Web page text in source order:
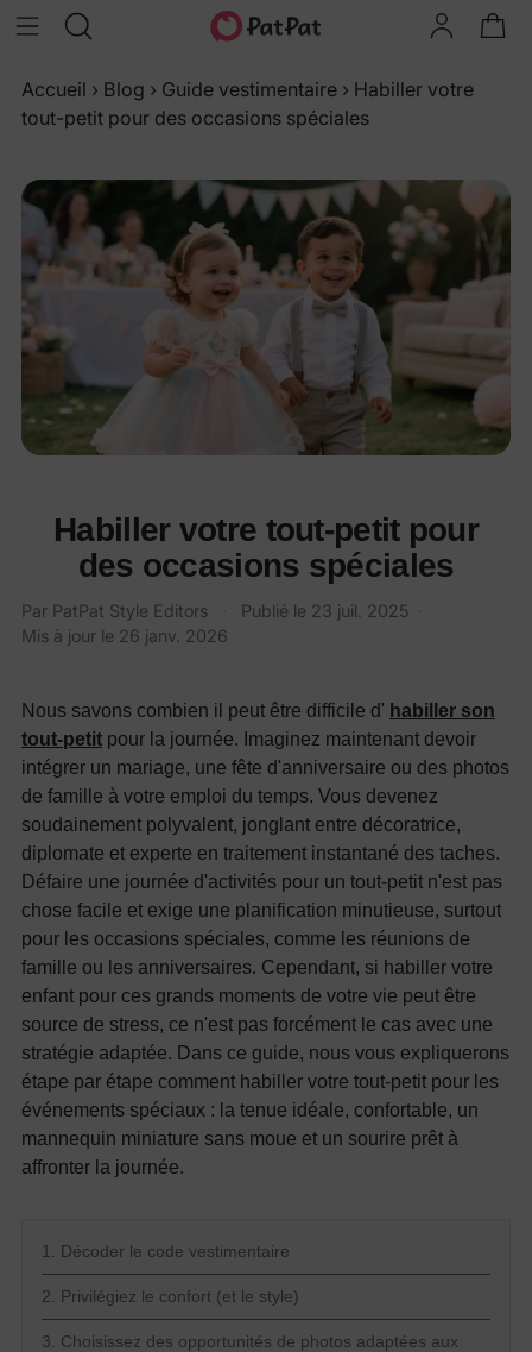
Accueil › Blog › Guide vestimentaire › Habiller votre
tout-petit pour des occasions spéciales
Habiller votre tout-petit pour
des occasions spéciales
Par PatPat Style Editors Publié le 23 juil. 2025
Mis à jour le 26 janv. 2026
Nous savons combien il peut être difficile d' habiller son
tout-petit pour la journée. Imaginez maintenant devoir
intégrer un mariage, une fête d'anniversaire ou des photos
de famille à votre emploi du temps. Vous devenez
soudainement polyvalent, jonglant entre décoratrice,
diplomate et experte en traitement instantané des taches.
Défaire une journée d'activités pour un tout-petit n'est pas
chose facile et exige une planification minutieuse, surtout
pour les occasions spéciales, comme les réunions de
famille ou les anniversaires. Cependant, si habiller votre
enfant pour ces grands moments de votre vie peut être
source de stress, ce n'est pas forcément le cas avec une
stratégie adaptée. Dans ce guide, nous vous expliquerons
étape par étape comment habiller votre tout-petit pour les
événements spéciaux : la tenue idéale, confortable, un
mannequin miniature sans moue et un sourire prêt à
affronter la journée.
1. Décoder le code vestimentaire
2. Privilégiez le confort (et le style)
3. Choisissez des opportunités de photos adaptées aux